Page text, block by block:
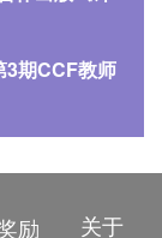
期CCF教师
励
关于